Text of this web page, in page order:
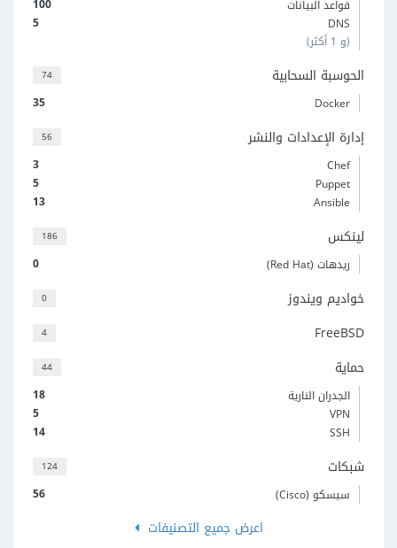
100
قواعد البيانات
5
DNS
(و 1 أكثر)
74 الحوسبة السحابية
35 Docker
56 إدارة الإعدادات والنشر
3
Chef
5
Puppet
13
Ansible
186 لينكس
0 ريدهات (Red Hat)
0 خواديم ويندوز
4 FreeBSD
44 حماية
18
الجدران النارية
5
VPN
14
SSH
124 شبكات
56 سيسكو (Cisco)
اعرض جميع التصنيفات